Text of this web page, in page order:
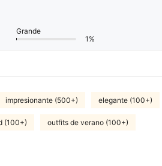
Grande
1%
impresionante (500+) elegante (100+)
(100+) outfits de verano (100+)